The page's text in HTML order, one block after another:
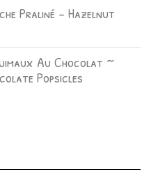
Praliné – Hazelnut
Au Chocolat ~
Popsicles